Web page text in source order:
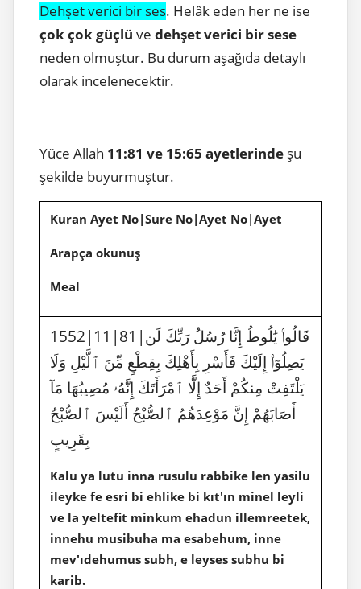
Dehşet verici bir ses. Helâk eden her ne ise
çok çok güçlü ve dehşet verici bir sese
neden olmuştur. Bu durum aşağıda detaylı
olarak incelenecektir.
Yüce Allah 11:81 ve 15:65 ayetlerinde şu
şekilde buyurmuştur.
Kuran Ayet No|Sure No|Ayet No|Ayet
Arapça okunuş
Meal
1552|11|81|قَالُوا۟ يَٰلُوطُ إِنَّا رُسُلُ رَبِّكَ لَن
يَصِلُوٓا۟ إِلَيْكَ فَأَسْرِ بِأَهْلِكَ بِقِطْعٍ مِّنَ ٱلَّيْلِ وَلَا
يَلْتَفِتْ مِنكُمْ أَحَدٌ إِلَّا ٱمْرَأَتَكَ إِنَّهُۥ مُصِيبُهَا مَآ
أَصَابَهُمْ إِنَّ مَوْعِدَهُمُ ٱلصُّبْحُ أَلَيْسَ ٱلصُّبْحُ
بِقَرِيبٍ
Kalu ya lutu inna rusulu rabbike len yasilu
ileyke fe esri bi ehlike bi kıt'ın minel leyli
ve la yeltefit minkum ehadun illemreetek,
innehu musibuha ma esabehum, inne
mev'ıdehumus subh, e leyses subhu bi
karib.